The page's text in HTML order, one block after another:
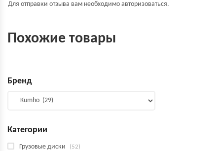
Для отправки отзыва вам необходимо авторизоваться.
Похожие товары
Бренд
Категории
Грузовые диски (52)